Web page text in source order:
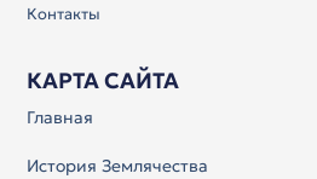
Контакты
КАРТА САЙТА
Главная
История Землячества